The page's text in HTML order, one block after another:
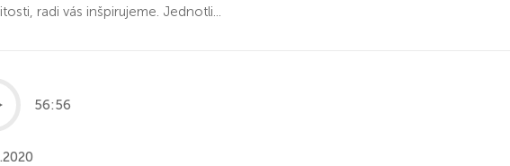
radi vás inšpirujeme. Jednotli...
56:56